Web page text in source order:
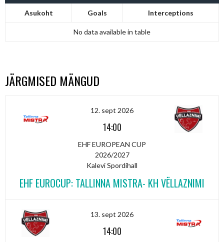
Asukoht Goals Interceptions
No data available in table
JÄRGMISED MÄNGUD
12. sept 2026
14:00
EHF EUROPEAN CUP
2026/2027
Kalevi Spordihall
EHF EUROCUP: TALLINNA MISTRA- KH VËLLAZNIMI
13. sept 2026
14:00